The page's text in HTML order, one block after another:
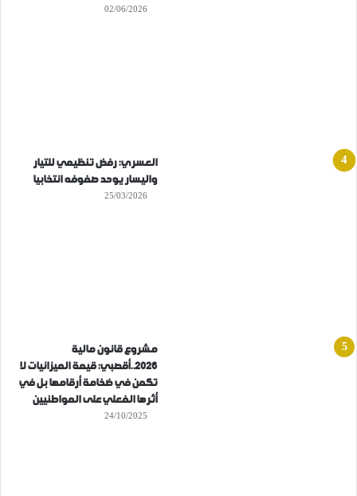
02/06/2026
العسري: رفض تنظيمي للتيار
واليسار يوحد صفوفه انتخابيا
25/03/2026
مشروع قانون مالية
2026..أقصبي: قيمة الميزانيات لا
تكمن في ضخامة أرقامها بل في
أثرها الفعلي على المواطنيين
24/10/2025